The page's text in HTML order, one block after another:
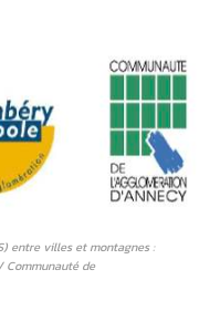
entre villes et montagnes :
Communauté de